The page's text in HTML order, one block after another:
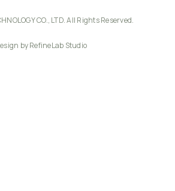
CO., LTD. All Rights Reserved.
by RefineLab Studio